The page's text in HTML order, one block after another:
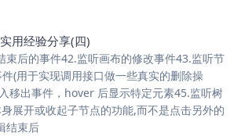
用经验分享(四)
束后的事件42.监听画布的修改事件43.监听节
(用于实现调用接口做一些真实的删除操
移出事件，hover 后显示特定元素45.监听树
展开或收起子节点的功能,而不是点击另外的
结束后